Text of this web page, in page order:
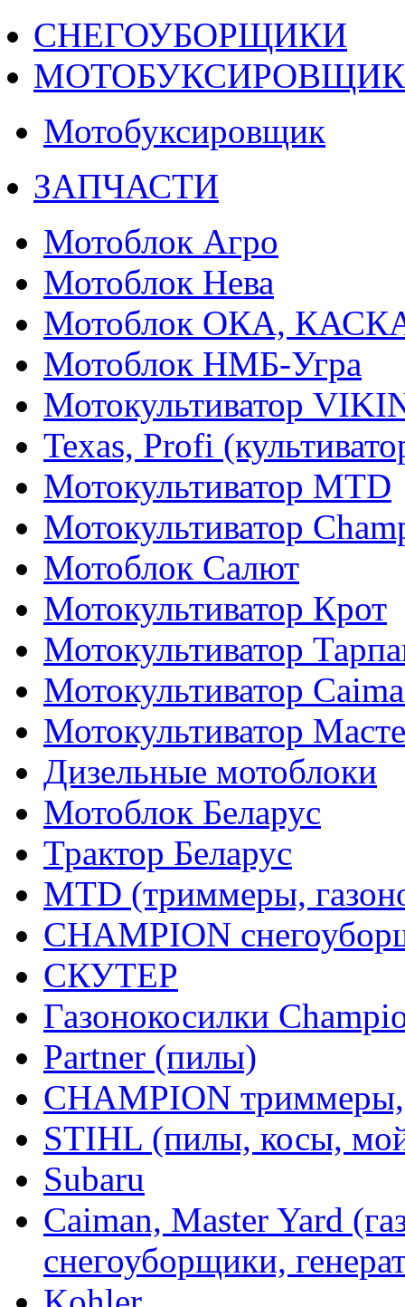
СНЕГОУБОРЩИКИ
Мотобуксировщик
ЗАПЧАСТИ
Мотоблок Агро
Мотоблок Нева
Мотоблок ОКА,
Мотоблок НМБ-Угра
Мотокультиватор
Texas, Profi
Мотокультиватор MTD
Мотокультиватор
Мотоблок Салют
Мотокультиватор Крот
Мотокультиватор
Мотокультиватор
Мотокультиватор
Дизельные мотоблоки
Мотоблок Беларус
Трактор Беларус
MTD (триммеры,
CHAMPION
СКУТЕР
Газонокосилки
Partner (пилы)
CHAMPION
STIHL (пилы, косы,
Subaru
Caiman, Master Yard
снегоуборщики,